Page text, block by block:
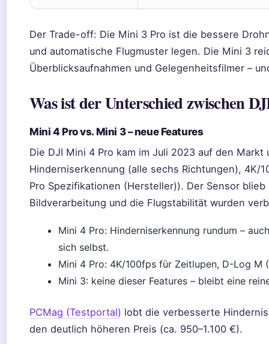
Der Trade-off: Die Mini 3 Pro ist die bessere
und automatische Flugmuster legen. Die Mini 3
Überblicksaufnahmen und Gelegenheitsfilmer –
Was ist der Unterschied zwischen
Mini 4 Pro vs. Mini 3 – neue Features
Die DJI Mini 4 Pro kam im Juli 2023 auf den
Hinderniserkennung (alle sechs Richtungen), 4K/
Pro Spezifikationen (Hersteller)). Der Sensor
Bildverarbeitung und die Flugstabilität wurden
Mini 4 Pro: Hinderniserkennung rundum –
sich selbst.
Mini 4 Pro: 4K/100fps für Zeitlupen, D-Log M
Mini 3: keine dieser Features – bleibt eine
PCMag (Testportal) lobt die verbesserte
den deutlich höheren Preis (ca. 950–1.100 €).